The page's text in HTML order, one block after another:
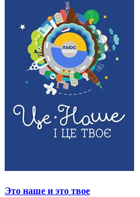
Это наше и это твое